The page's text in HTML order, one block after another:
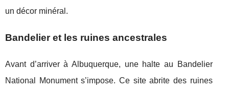
un décor minéral.
Bandelier et les ruines ancestrales
Avant d’arriver à Albuquerque, une halte au Bandelier
National Monument s’impose. Ce site abrite des ruines